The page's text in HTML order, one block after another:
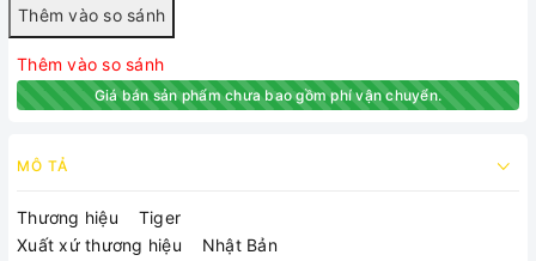
Thêm vào so sánh
Giá bán sản phẩm chưa bao gồm phí vận chuyển.
MÔ TẢ
Thương hiệu Tiger
Xuất xứ thương hiệu Nhật Bản